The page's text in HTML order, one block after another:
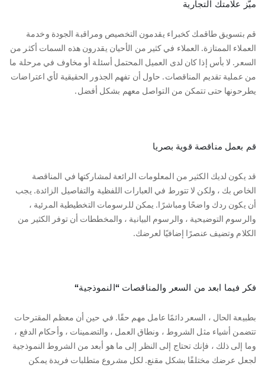
ميّز علامتك التجارية
قم بتسويق طاقمك كخبراء يقدمون التخصيص ومراقبة الجودة وخدمة
العملاء الممتازة. العملاء في كثير من الأحيان يقدرون هذه السمات أكثر من
السعر. لا بأس إذا كان لدى العميل المحتمل أسئلة أو مخاوف في مرحلة ما
من عملية تقديم المناقصات. حاول أن تفهم الجذور الحقيقية لأي اعتراضات
يطرحونها حتى تتمكن من التواصل معهم بشكل أفضل.
قم بعمل مناقصة قوية بصريا
قد يكون لديك الكثير من المعلومات الرائعة لمشاركتها في المناقصة
الخاص بك ، ولكن لا تتورط في العبارات اللفظية والتفاصيل الزائدة. يجب
أن يكون ردك واضحًا ومباشرًا. يمكن للرسومات التخطيطية المرئية ،
والرسوم التوضيحية ، والرسوم البيانية ، والمخططات أن توفر الكثير من
الكلام وتضيف عنصرًا إضافيًا لعرضك.
فكر فيما ابعد من السعر والمناقصات “النموذجية“
بطبيعة الحال ، السعر دائمًا عامل مهم حقًا. في حين أن معظم المقترحات
تتضمن أشياء مثل الشروط ، ونطاق العمل ، والتضمينات ، وأحكام الدفع ،
وما إلى ذلك ، فإنك تحتاج إلى النظر إلى ما هو أبعد من الشروط النموذجية
لجعل عرضك مختلفًا بشكل مقنع. لكل مشروع متطلبات فريدة يمكن